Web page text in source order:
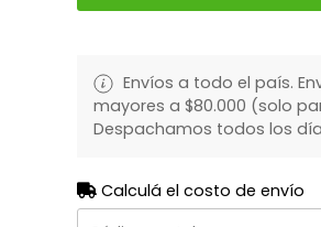
Envíos a todo el país.
mayores a $80.000 (solo
Despachamos todos los
Calculá el costo de envío